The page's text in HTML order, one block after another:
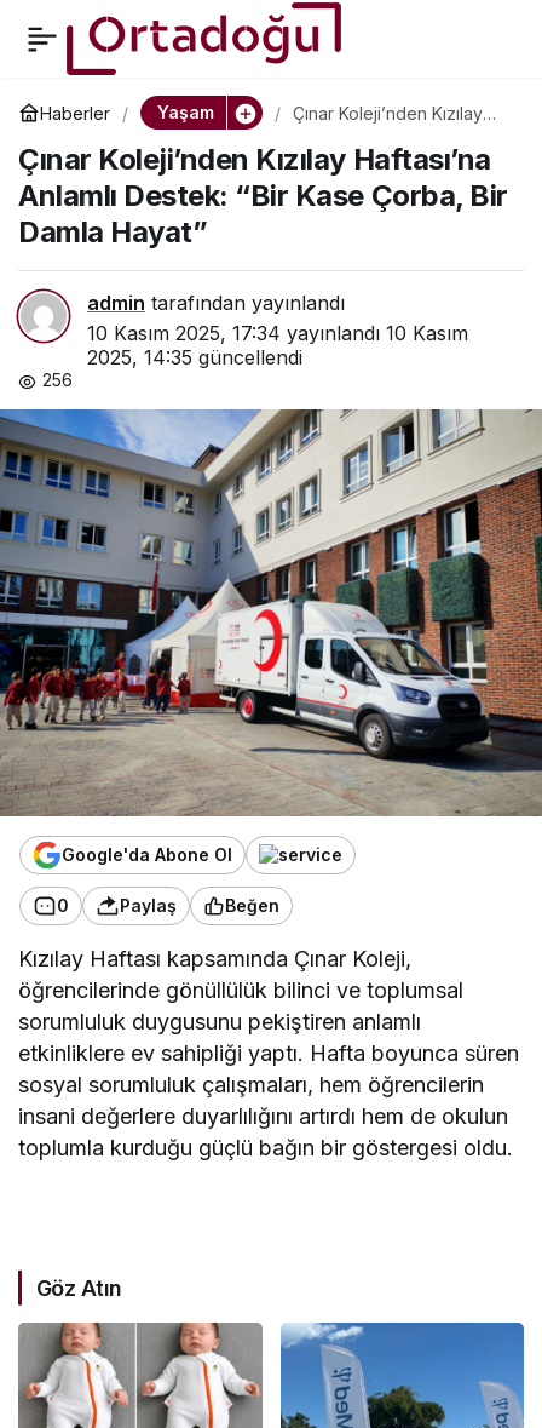
Haberler Yaşam
Çınar Koleji’nden Kızılay
“Bir Kase Çorba, Bir Damla
Hayat”
Çınar Koleji’nden Kızılay Haftası’na
Anlamlı Destek: “Bir Kase Çorba, Bir
Damla Hayat”
admin tarafından yayınlandı
10 Kasım 2025, 17:34 yayınlandı 10 Kasım
2025, 14:35 güncellendi
256
Google'da Abone Ol
0 Paylaş Beğen
Kızılay Haftası kapsamında Çınar Koleji,
öğrencilerinde gönüllülük bilinci ve toplumsal
sorumluluk duygusunu pekiştiren anlamlı
etkinliklere ev sahipliği yaptı. Hafta boyunca süren
sosyal sorumluluk çalışmaları, hem öğrencilerin
insani değerlere duyarlılığını artırdı hem de okulun
toplumla kurduğu güçlü bağın bir göstergesi oldu.
Göz Atın
Konfor ve Zarafatin
Buluşma Noktası MIORI
Kış Sezonunda da
Sizinle